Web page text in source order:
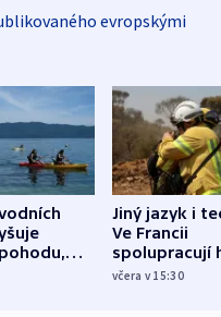
evropskými
Jiný jazyk i
Ve Francii
spolupracují
různých zemí
včera v 15:30